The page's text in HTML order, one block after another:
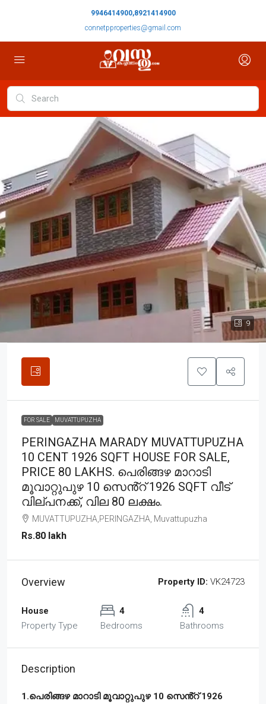
9946414900,8921414900
connetpproperties@gmail.com
9
FOR SALE MUVATTUPUZHA
PERINGAZHA MARADY MUVATTUPUZHA
10 CENT 1926 SQFT HOUSE FOR SALE,
PRICE 80 LAKHS. പെരിങ്ങഴ മാറാടി
മൂവാറ്റുപുഴ 10 സെൻ്റ് 1926 SQFT വീട്
വില്പനക്ക്, വില 80 ലക്ഷം.
MUVATTUPUZHA,PERINGAZHA, Muvattupuzha
Rs.80 lakh
Overview Property ID: VK24723
House
Property Type
4
Bedrooms
4
Bathrooms
Description
1.പെരിങ്ങഴ മാറാടി മൂവാറ്റുപുഴ 10 സെൻ്റ് 1926